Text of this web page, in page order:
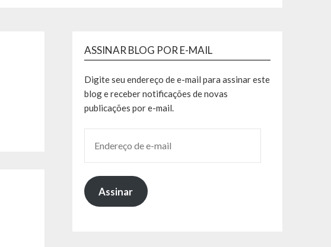
ASSINAR BLOG POR E-MAIL
Digite seu endereço de e-mail para assinar este
blog e receber notificações de novas
publicações por e-mail.
Assinar